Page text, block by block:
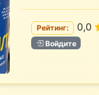
Рейтинг: 0,0
Войдите